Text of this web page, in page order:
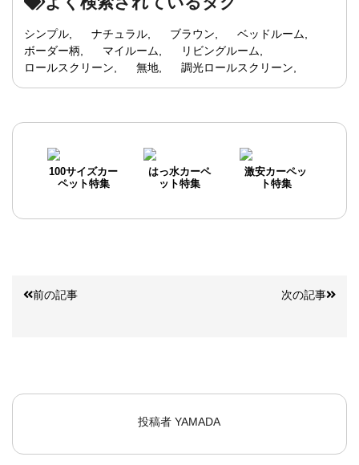
シンプル ナチュラル ブラウン
ベッドルーム
ボーダー柄
マイルーム
リビングルーム
ロールスクリーン
無地 調光ロールスクリーン
100サイズカー
ペット特集
はっ水カーペ
ット特集
激安カーペッ
ト特集
前の記事 次の記事
投稿者 YAMADA